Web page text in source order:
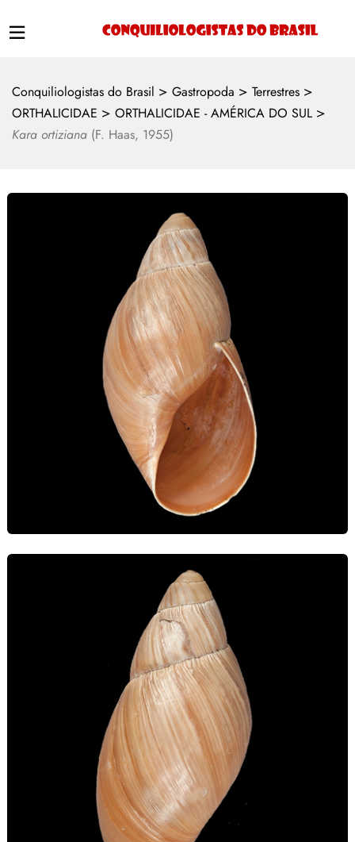
Conquiliologistas do Brasil > Gastropoda > Terrestres >
ORTHALICIDAE > ORTHALICIDAE - AMÉRICA DO SUL >
Kara ortiziana (F. Haas, 1955)